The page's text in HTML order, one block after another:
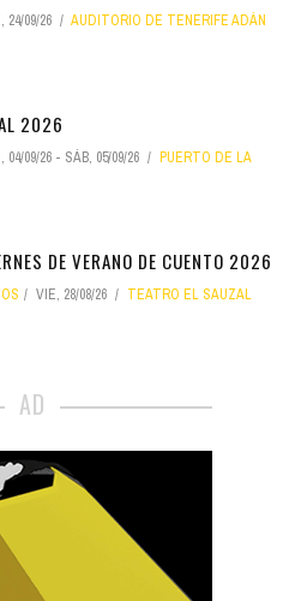
24/09/26
AUDITORIO DE TENERIFE ADÁN
2026
04/09/26 - SÁB, 05/09/26
PUERTO DE LA
DE VERANO DE CUENTO 2026
VIE, 28/08/26 TEATRO EL SAUZAL
AD